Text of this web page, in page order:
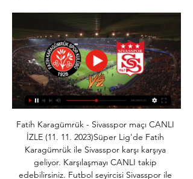
Fatih Karagümrük - Sivasspor maçı CANLI
İZLE (11. 11. 2023)Süper Lig'de Fatih
Karagümrük ile Sivasspor karşı karşıya
geliyor. Karşılaşmayı CANLI takip
edebilirsiniz. Futbol seyircisi Sivasspor ile